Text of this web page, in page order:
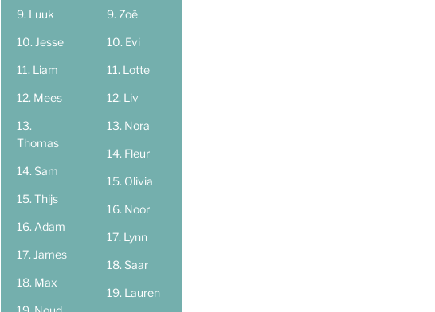
Luuk
Jesse
Liam
Mees
Thomas
Sam
Thijs
Adam
James
Max
Zoë
Evi
Lotte
Liv
Nora
Fleur
Olivia
Noor
Lynn
Saar
Lauren